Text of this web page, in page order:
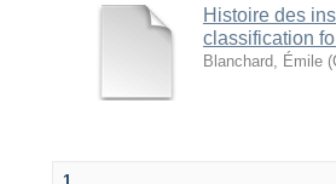
Histoire des
classification
Blanchard, Émile